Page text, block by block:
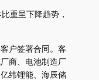
重呈下降趋势，
户签署合同。客
商、电池制造厂
纬锂能、海辰储